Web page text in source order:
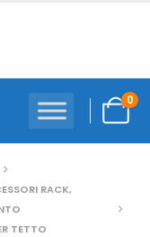
0
RACK,
TETTO